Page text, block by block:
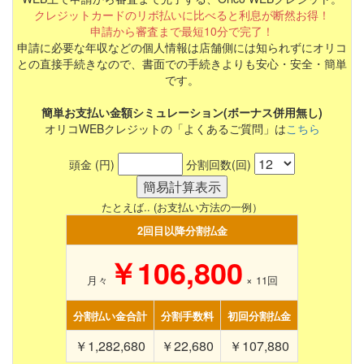
クレジットカードのリボ払いに比べると利息が断然お得！
申請から審査まで最短10分で完了！
申請に必要な年収などの個人情報は店舗側には知られずにオリコ
との直接手続きなので、書面での手続きよりも安心・安全・簡単
です。
簡単お支払い金額シミュレーション(ボーナス併用無し)
オリコWEBクレジットの「よくあるご質問」はこちら
頭金 (円) 分割回数(回)
たとえば.. (お支払い方法の一例）
2回目以降分割払金
月々 ￥106,800 × 11回
分割払い金合計 分割手数料 初回分割払金
￥1,282,680 ￥22,680 ￥107,880